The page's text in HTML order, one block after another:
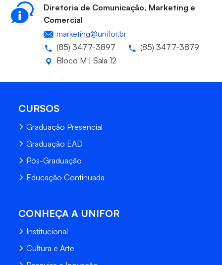
Diretoria de Comunicação, Marketing e
Comercial
marketing@unifor.br
(85) 3477-3897
(85) 3477-3879
Bloco M | Sala 12
CURSOS
Graduação Presencial
Graduação EAD
Pós-Graduação
Educação Continuada
CONHEÇA A UNIFOR
Institucional
Cultura e Arte